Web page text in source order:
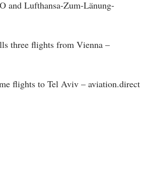
and Lufthansa-Zum-Länung-
three flights from Vienna –
flights to Tel Aviv – aviation.direct